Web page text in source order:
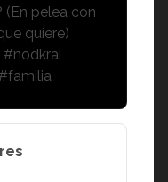
(En pelea con
quiere)